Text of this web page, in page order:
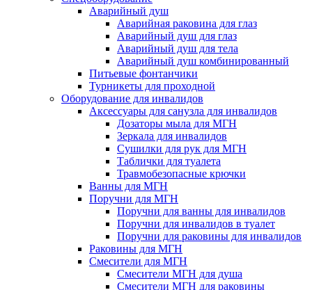
Аварийный душ
Аварийная раковина для глаз
Аварийный душ для глаз
Аварийный душ для тела
Аварийный душ комбинированный
Питьевые фонтанчики
Турникеты для проходной
Оборудование для инвалидов
Аксессуары для санузла для инвалидов
Дозаторы мыла для МГН
Зеркала для инвалидов
Сушилки для рук для МГН
Таблички для туалета
Травмобезопасные крючки
Ванны для МГН
Поручни для МГН
Поручни для ванны для инвалидов
Поручни для инвалидов в туалет
Поручни для раковины для инвалидов
Раковины для МГН
Смесители для МГН
Смесители МГН для душа
Смесители МГН для раковины